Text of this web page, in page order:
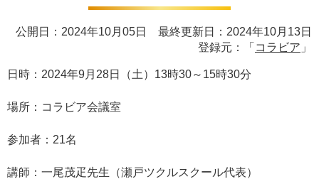
公開日：2024年10月05日 最終更新日：2024年10月13日
登録元：「 コラビア 」
日時：2024年9月28日（土）13時30～15時30分
場所：コラビア会議室
参加者：21名
講師：一尾茂疋先生（瀬戸ツクルスクール代表）